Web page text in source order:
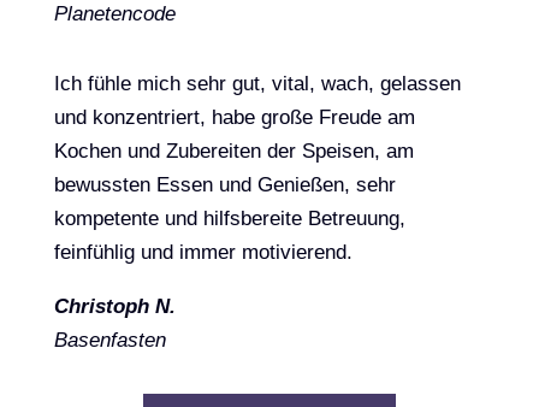
Planetencode
Ich fühle mich sehr gut, vital, wach, gelassen
und konzentriert, habe große Freude am
Kochen und Zubereiten der Speisen, am
bewussten Essen und Genießen, sehr
kompetente und hilfsbereite Betreuung,
feinfühlig und immer motivierend.
Christoph N.
Basenfasten